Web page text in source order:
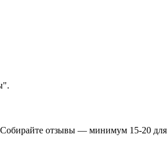
Собирайте отзывы — минимум 15-20 для